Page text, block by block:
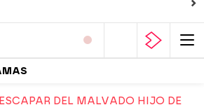
DEL MALVADO HIJO DE